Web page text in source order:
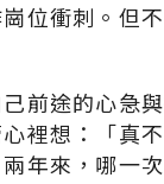
位衝刺。但
前途的心急
裡想：「真
年來，哪一